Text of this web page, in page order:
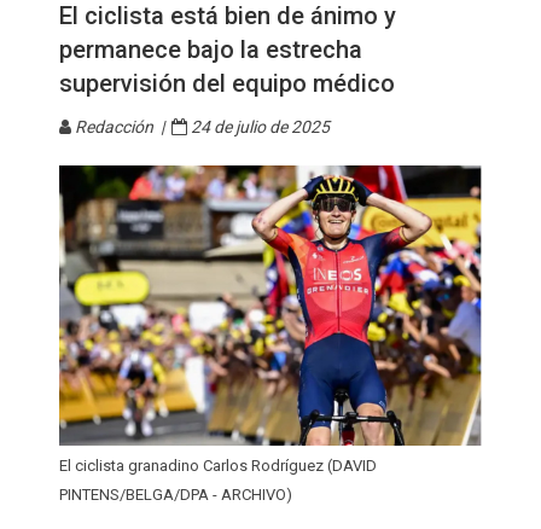
El ciclista está bien de ánimo y
permanece bajo la estrecha
supervisión del equipo médico
Redacción | 24 de julio de 2025
El ciclista granadino Carlos Rodríguez (DAVID
PINTENS/BELGA/DPA - ARCHIVO)